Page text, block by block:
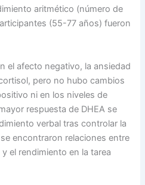
aritmético (número de
(55-77 años) fueron
el afecto negativo, la ansiedad
pero no hubo cambios
ni en los niveles de
respuesta de DHEA se
verbal tras controlar la
encontraron relaciones entre
el rendimiento en la tarea